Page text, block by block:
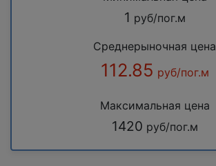
1 руб/пог.м
Среднерыночная цена
112.85 руб/пог.м
Максимальная цена
1420 руб/пог.м